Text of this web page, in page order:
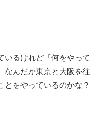
いるけれど「何をやって
んだか東京と大阪を往
とをやっているのかな？